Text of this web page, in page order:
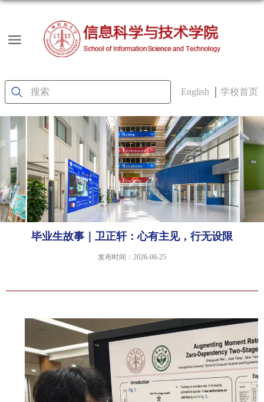
English 学校首页
毕业生故事｜卫正轩：心有主见，行无设限
发布时间：2026-06-25